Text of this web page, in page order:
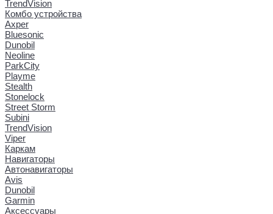
TrendVision
Комбо устройства
Axper
Bluesonic
Dunobil
Neoline
ParkCity
Playme
Stealth
Stonelock
Street Storm
Subini
TrendVision
Viper
Каркам
Навигаторы
Автонавигаторы
Avis
Dunobil
Garmin
Аксессуары